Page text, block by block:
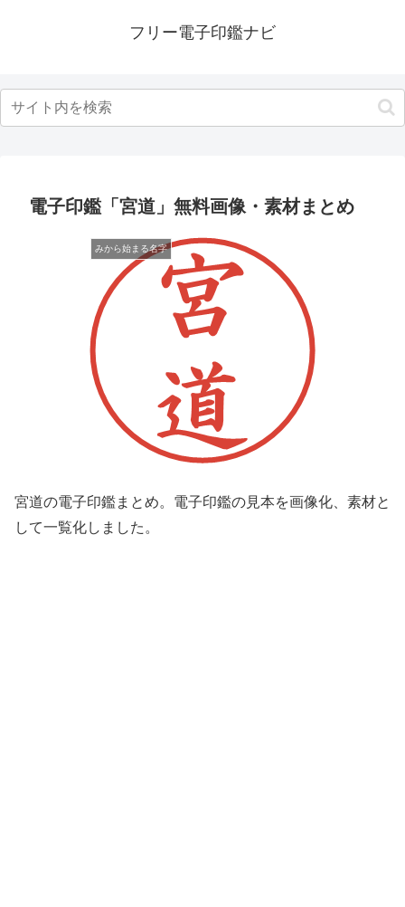
フリー電子印鑑ナビ
電子印鑑「宮道」無料画像・素材まとめ
みから始まる名字
宮道の電子印鑑まとめ。電子印鑑の見本を画像化、素材と
して一覧化しました。